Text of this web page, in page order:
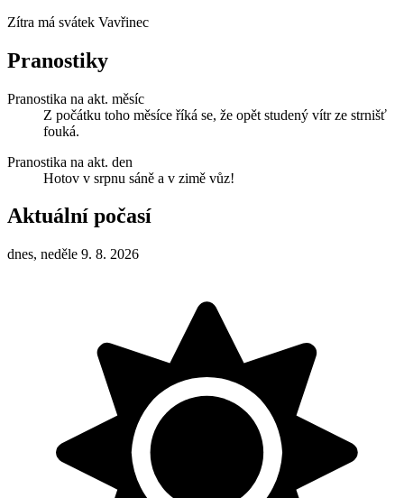
Zítra má svátek Vavřinec
Pranostiky
Pranostika na akt. měsíc
Z počátku toho měsíce říká se, že opět studený vítr ze strnišť
fouká.
Pranostika na akt. den
Hotov v srpnu sáně a v zimě vůz!
Aktuální počasí
dnes, neděle 9. 8. 2026